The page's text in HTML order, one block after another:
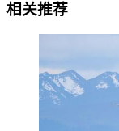
相关推荐